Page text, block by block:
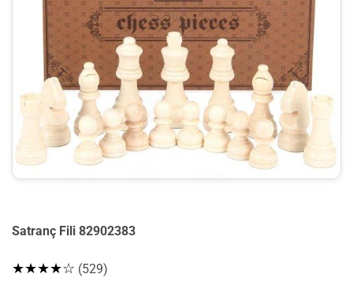
Satranç Fili 82902383
★★★★☆ (529)